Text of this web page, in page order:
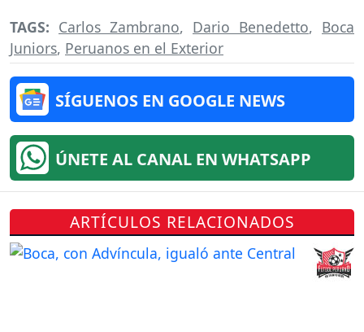
TAGS: Carlos Zambrano, Dario Benedetto, Boca
Juniors, Peruanos en el Exterior
SÍGUENOS EN GOOGLE NEWS
ÚNETE AL CANAL EN WHATSAPP
ARTÍCULOS RELACIONADOS